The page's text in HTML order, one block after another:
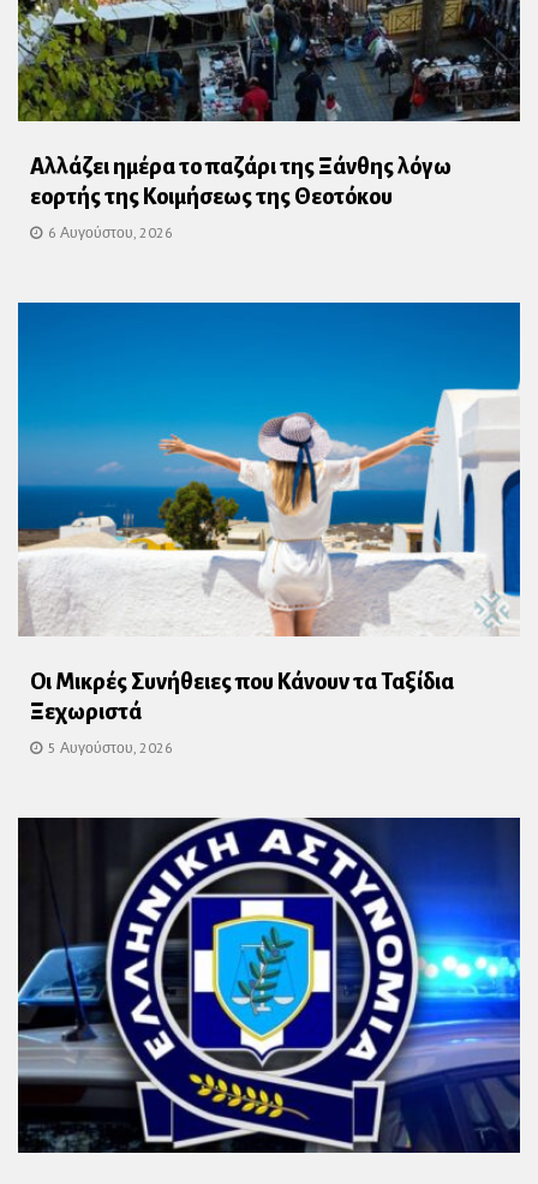
Αλλάζει ημέρα το παζάρι της Ξάνθης λόγω
εορτής της Κοιμήσεως της Θεοτόκου
6 Αυγούστου, 2026
Οι Μικρές Συνήθειες που Κάνουν τα Ταξίδια
Ξεχωριστά
5 Αυγούστου, 2026